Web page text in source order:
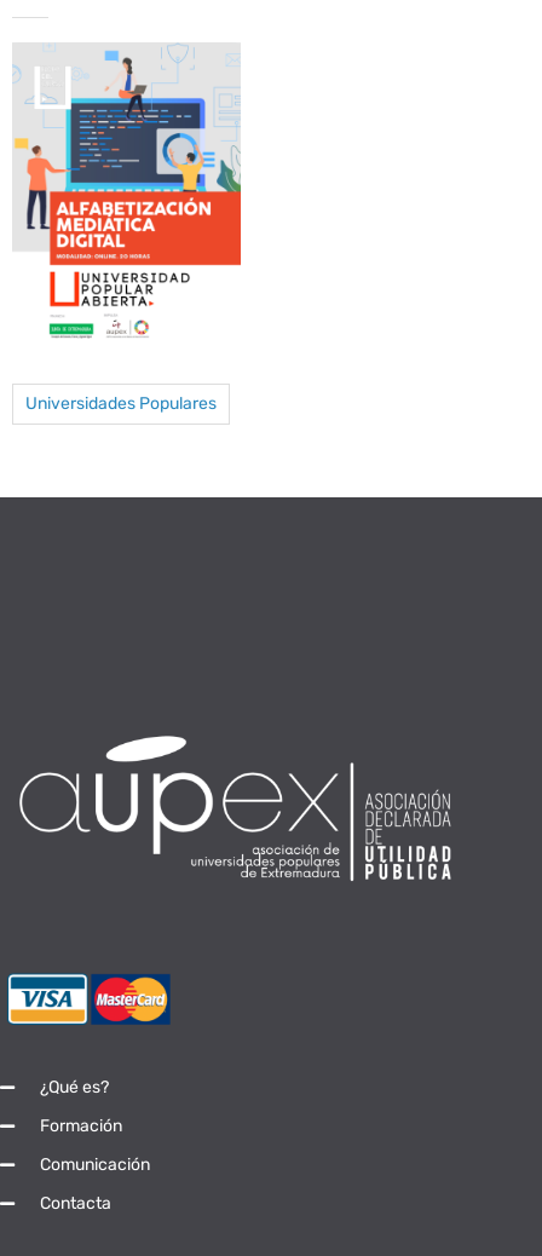
Universidades Populares
¿Qué es?
Formación
Comunicación
Contacta